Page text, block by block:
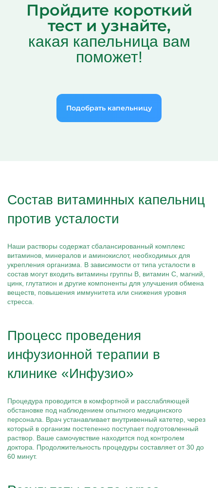
Пройдите короткий
тест и узнайте,
какая капельница вам
поможет!
Подобрать капельницу
Состав витаминных капельниц
против усталости
Наши растворы содержат сбалансированный комплекс
витаминов, минералов и аминокислот, необходимых для
укрепления организма. В зависимости от типа усталости в
состав могут входить витамины группы B, витамин C, магний,
цинк, глутатион и другие компоненты для улучшения обмена
веществ, повышения иммунитета или снижения уровня
стресса.
Процесс проведения
инфузионной терапии в
клинике «Инфузио»
Процедура проводится в комфортной и расслабляющей
обстановке под наблюдением опытного медицинского
персонала. Врач устанавливает внутривенный катетер, через
который в организм постепенно поступает подготовленный
раствор. Ваше самочувствие находится под контролем
доктора. Продолжительность процедуры составляет от 30 до
60 минут.